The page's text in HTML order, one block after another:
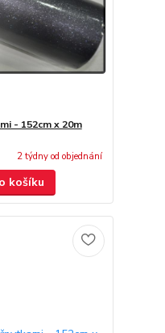
- 152cm x 20m
2 týdny od objednání
košíku